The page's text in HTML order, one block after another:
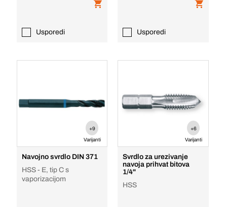
Usporedi Usporedi
+9
Varijanti
Navojno svrdlo DIN 371
HSS - E, tip C s
vaporizacijom
+6
Varijanti
Svrdlo za urezivanje
navoja prihvat bitova
1/4"
HSS